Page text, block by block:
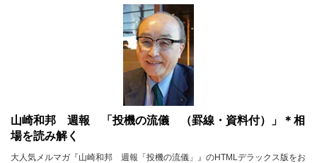
山崎和邦 週報 「投機の流儀 （罫線・資料付）」＊相
場を読み解く
大人気メルマガ『山崎和邦 週報「投機の流儀」』のHTMLデラックス版をお